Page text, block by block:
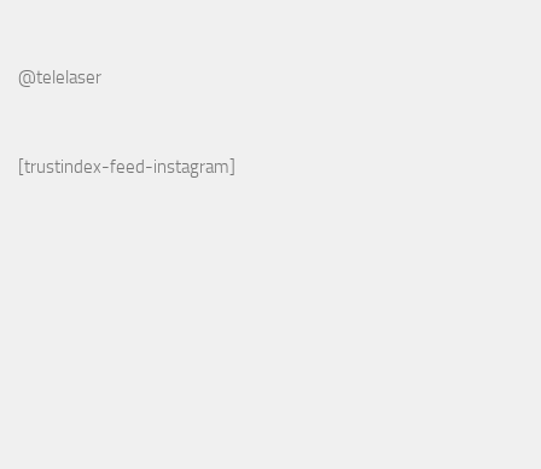
@telelaser
[trustindex-feed-instagram]